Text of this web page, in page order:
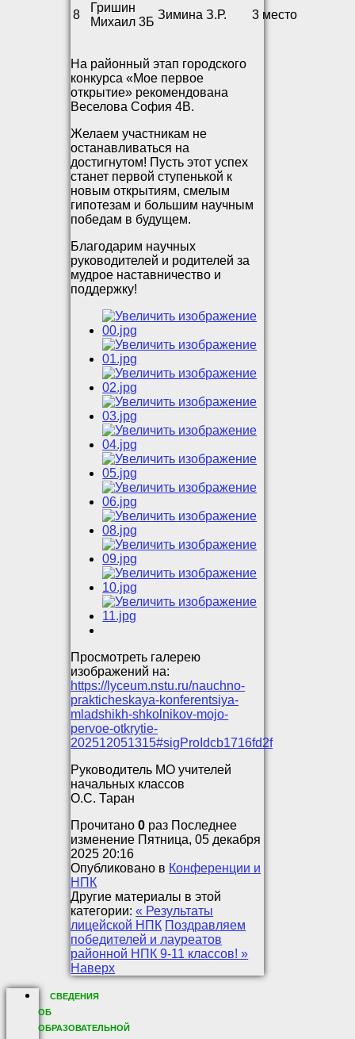
8
Гришин
Михаил 3Б
Зимина З.Р. 3 место
На районный этап городского
конкурса «Мое первое
открытие» рекомендована
Веселова София 4В.
Желаем участникам не
останавливаться на
достигнутом! Пусть этот успех
станет первой ступенькой к
новым открытиям, смелым
гипотезам и большим научным
победам в будущем.
Благодарим научных
руководителей и родителей за
мудрое наставничество и
поддержку!
Просмотреть галерею
изображений на:
https://lyceum.nstu.ru/nauchno-
prakticheskaya-konferentsiya-
mladshikh-shkolnikov-mojo-
pervoe-otkrytie-
202512051315#sigProIdcb1716fd2f
Руководитель МО учителей
начальных классов
О.С. Таран
Прочитано0 раз Последнее
изменение Пятница, 05 декабря
2025 20:16
Опубликовано в Конференции и
НПК
Другие материалы в этой
категории: « Результаты
лицейской НПК Поздравляем
победителей и лауреатов
районной НПК 9-11 классов! »
Наверх
СВЕДЕНИЯ
ОБ
ОБРАЗОВАТЕЛЬНОЙ